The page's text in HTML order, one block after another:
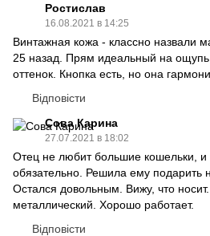
Ростислав
16.08.2021 в 14:25
Винтажная кожа - классно назвали
25 назад. Прям идеальный на
оттенок. Кнопка есть, но она
Відповісти
Сова Карина
27.07.2021 в 18:02
Отец не любит большие кошельки,
обязательно. Решила ему подарить
Остался довольным. Вижу, что
металлический. Хорошо работает.
Відповісти